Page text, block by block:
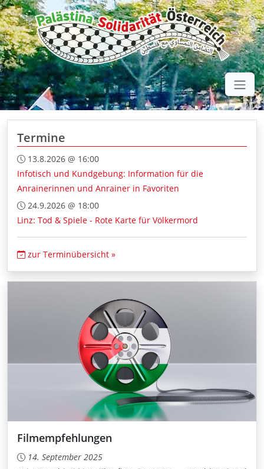
Termine
13.8.2026 @ 16:00
Infotisch und Kundgebung: Information für die
Anrainerinnen und Anrainer in Favoriten
24.9.2026 @ 18:00
Linz: Tod & Spiele - Rote Karte für Völkermord
zur Terminübersicht »
Filmempfehlungen
14. September 2025